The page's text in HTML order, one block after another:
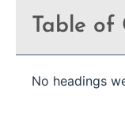
Table of
No headings